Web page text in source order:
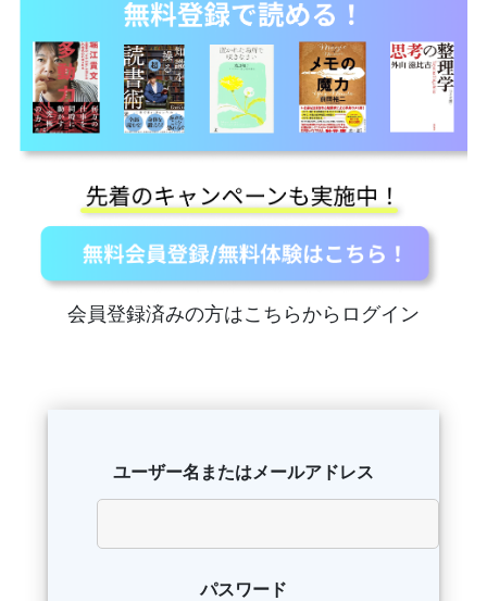
会員登録済みの方はこちらからログイン
ユーザー名またはメールアドレス
パスワード